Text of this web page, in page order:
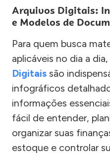
Arquivos Digitais:
e Modelos de
Para quem busca
aplicáveis no dia a
Digitais são
infográficos
informações
fácil de entender,
organizar suas
estoque e controlar